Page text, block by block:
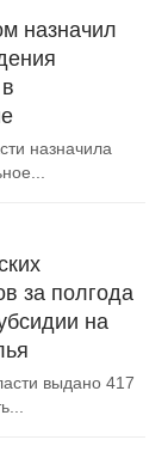
назначил
назначила
за полгода
на
выдано 417